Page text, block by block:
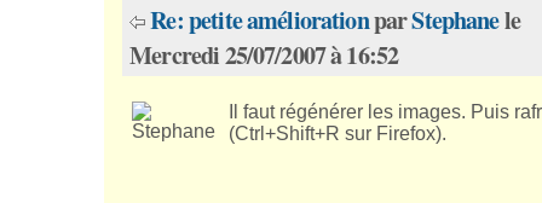
Re: petite améliorationparStephanele
Mercredi 25/07/2007 à 16:52
Il faut régénérer les images. Puis
(Ctrl+Shift+R sur Firefox).